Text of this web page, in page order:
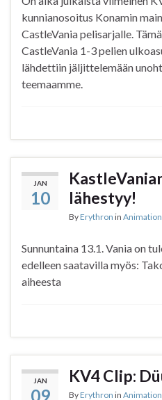
kunnianosoitus Konamin
CastleVania pelisarjalle.
CastleVania 1-3 pelien
lähdettiin jäljittelemään
teemaamme.
JAN
10
lähestyy!
ByErythron in Animation
Sunnuntaina 13.1. Vania on
edelleen saatavilla myös:
aiheesta
JAN
09
KV4 Clip:
ByErythron in Animation